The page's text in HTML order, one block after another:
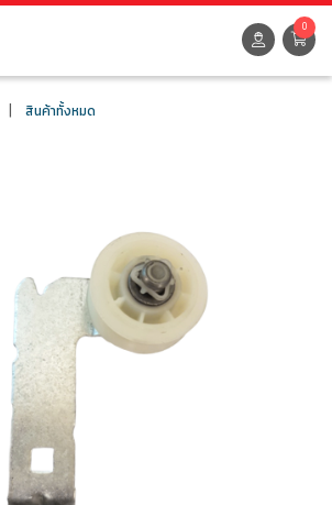
0
สินค้าทั้งหมด